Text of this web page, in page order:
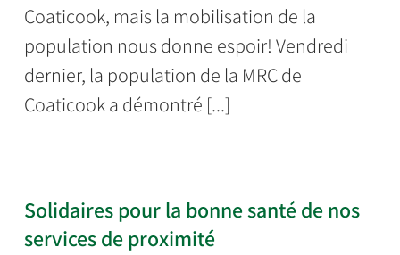
Coaticook, mais la mobilisation de la
population nous donne espoir! Vendredi
dernier, la population de la MRC de
Coaticook a démontré [...]
Solidaires pour la bonne santé de nos
services de proximité